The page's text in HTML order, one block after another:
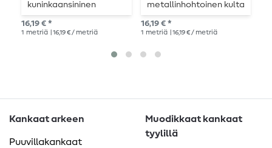
kuninkaansininen
16,19 € *
1 metriä | 16,19 € / metriä
metallinhohtoinen kulta
16,19 € *
1 metriä | 16,19 € / metriä
Kankaat arkeen
Puuvillakankaat
Muodikkaat kankaat
tyylillä